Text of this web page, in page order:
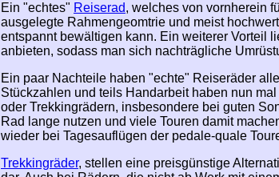
Ein "echtes" Reiserad, welches von vornherein
ausgelegte Rahmengeomtrie und meist
entspannt bewältigen kann. Ein weiterer Vorteil
anbieten, sodass man sich nachträgliche
Ein paar Nachteile haben "echte" Reiseräder
Stückzahlen und teils Handarbeit haben nun
oder Trekkingrädern, insbesondere bei guten
Rad lange nutzen und viele Touren damit
wieder bei Tagesauflügen der pedale-quale
Trekkingräder, stellen eine preisgünstige